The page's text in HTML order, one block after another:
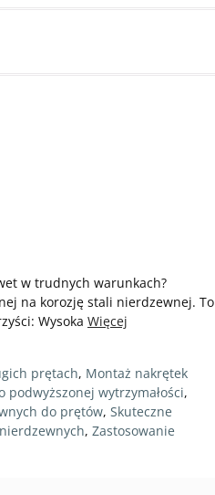
w trudnych warunkach?
na korozję stali nierdzewnej. To
Wysoka Więcej
prętach, Montaż nakrętek
podwyższonej wytrzymałości,
do prętów, Skuteczne
, Zastosowanie